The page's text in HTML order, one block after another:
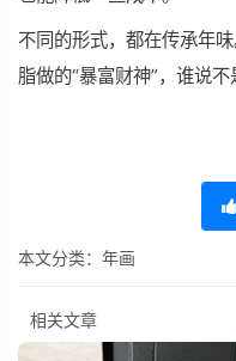
不同的形式，都在传承年
脂做的“暴富财神”，谁说
本文分类： 年画
相关文章